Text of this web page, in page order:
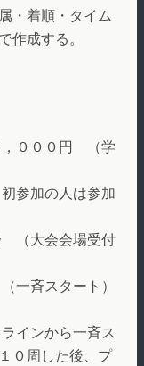
・着順・タイム
成する。
０００円 （学
参加の人は参加
（大会会場受付
一斉スタート）
インから一斉ス
０周した後、プ